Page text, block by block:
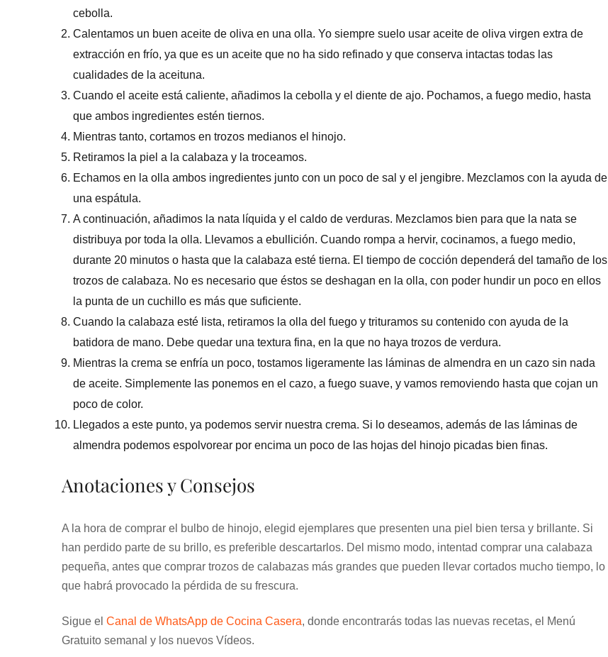
cebolla.
Calentamos un buen aceite de oliva en una olla. Yo siempre suelo usar aceite de oliva virgen extra de
extracción en frío, ya que es un aceite que no ha sido refinado y que conserva intactas todas las
cualidades de la aceituna.
Cuando el aceite está caliente, añadimos la cebolla y el diente de ajo. Pochamos, a fuego medio, hasta
que ambos ingredientes estén tiernos.
Mientras tanto, cortamos en trozos medianos el hinojo.
Retiramos la piel a la calabaza y la troceamos.
Echamos en la olla ambos ingredientes junto con un poco de sal y el jengibre. Mezclamos con la ayuda de
una espátula.
A continuación, añadimos la nata líquida y el caldo de verduras. Mezclamos bien para que la nata se
distribuya por toda la olla. Llevamos a ebullición. Cuando rompa a hervir, cocinamos, a fuego medio,
durante 20 minutos o hasta que la calabaza esté tierna. El tiempo de cocción dependerá del tamaño de los
trozos de calabaza. No es necesario que éstos se deshagan en la olla, con poder hundir un poco en ellos
la punta de un cuchillo es más que suficiente.
Cuando la calabaza esté lista, retiramos la olla del fuego y trituramos su contenido con ayuda de la
batidora de mano. Debe quedar una textura fina, en la que no haya trozos de verdura.
Mientras la crema se enfría un poco, tostamos ligeramente las láminas de almendra en un cazo sin nada
de aceite. Simplemente las ponemos en el cazo, a fuego suave, y vamos removiendo hasta que cojan un
poco de color.
Llegados a este punto, ya podemos servir nuestra crema. Si lo deseamos, además de las láminas de
almendra podemos espolvorear por encima un poco de las hojas del hinojo picadas bien finas.
Anotaciones y Consejos
A la hora de comprar el bulbo de hinojo, elegid ejemplares que presenten una piel bien tersa y brillante. Si
han perdido parte de su brillo, es preferible descartarlos. Del mismo modo, intentad comprar una calabaza
pequeña, antes que comprar trozos de calabazas más grandes que pueden llevar cortados mucho tiempo, lo
que habrá provocado la pérdida de su frescura.
Sigue el Canal de WhatsApp de Cocina Casera, donde encontrarás todas las nuevas recetas, el Menú
Gratuito semanal y los nuevos Vídeos.